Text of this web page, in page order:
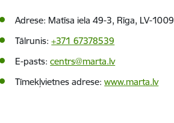
Adrese: Matīsa iela 49-3, Rīga, LV-1009
Tālrunis:+371 67378539
E-pasts:centrs@marta.lv
Tīmekļvietnes adrese: www.marta.lv